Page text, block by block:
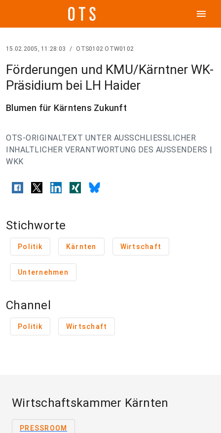
menu
15.02.2005, 11:28:03 / OTS0102 OTW0102
Förderungen und KMU/Kärntner WK-
Präsidium bei LH Haider
Blumen für Kärntens Zukunft
OTS-ORIGINALTEXT UNTER AUSSCHLIESSLICHER
INHALTLICHER VERANTWORTUNG DES AUSSENDERS |
WKK
Stichworte
Politik Kärnten Wirtschaft
Unternehmen
Channel
Politik Wirtschaft
Wirtschaftskammer Kärnten
PRESSROOM